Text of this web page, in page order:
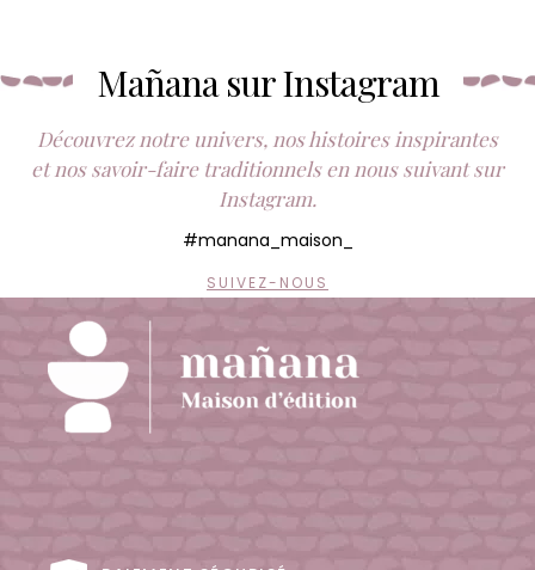
Mañana sur Instagram
Découvrez notre univers, nos histoires inspirantes
et nos savoir-faire traditionnels en nous suivant sur
Instagram.
#manana_maison_
SUIVEZ-NOUS